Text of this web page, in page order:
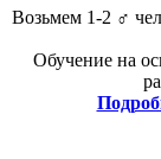
Возьмем 1-2 ‍♂️
Обучение на